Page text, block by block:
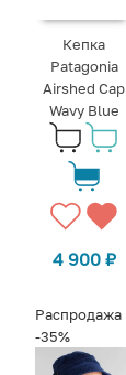
Кепка
Patagonia
Airshed Cap
Wavy Blue
4 900 ₽
Распродажа
-35%